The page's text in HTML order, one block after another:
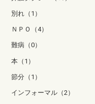
別れ（1）
ＮＰＯ（4）
難病（0）
本（1）
節分（1）
インフォーマル（2）